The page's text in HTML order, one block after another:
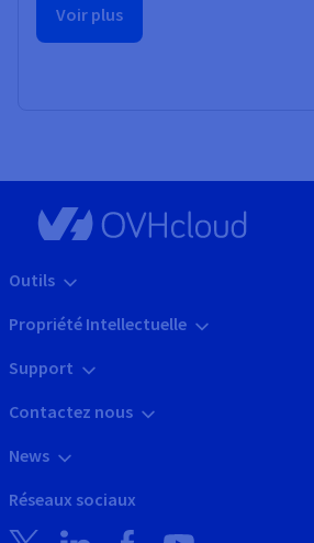
Voir plus
Outils
Propriété Intellectuelle
Support
Contactez nous
News
Réseaux sociaux